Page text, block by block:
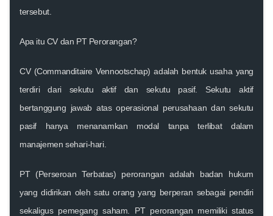
tersebut.
Apa itu CV dan PT Perorangan?
CV (Commanditaire Vennootschap) adalah bentuk usaha yang
terdiri dari sekutu aktif dan sekutu pasif. Sekutu aktif
bertanggung jawab atas operasional perusahaan dan sekutu
pasif hanya menanamkan modal tanpa terlibat dalam
manajemen sehari-hari.
PT (Perseroan Terbatas) perorangan adalah badan hukum
yang didirikan oleh satu orang yang berperan sebagai pendiri
sekaligus pemegang saham. PT perorangan memiliki status